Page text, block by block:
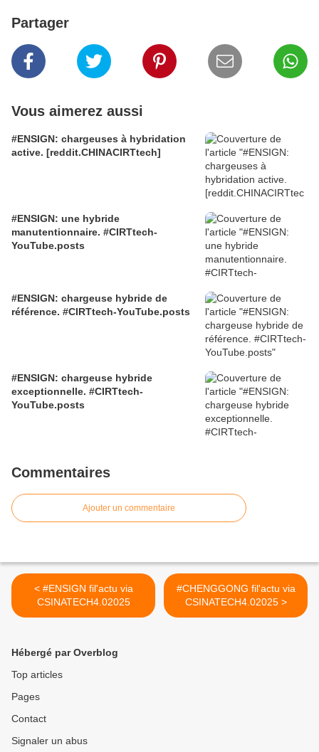
Partager
Vous aimerez aussi
#ENSIGN: chargeuses à hybridation
active. [reddit.CHINACIRTtech]
#ENSIGN: une hybride
manutentionnaire. #CIRTtech-
YouTube.posts
#ENSIGN: chargeuse hybride de
référence. #CIRTtech-YouTube.posts
#ENSIGN: chargeuse hybride
exceptionnelle. #CIRTtech-
YouTube.posts
Commentaires
Ajouter un commentaire
< #ENSIGN fil'actu via
CSINATECH4.02025
#CHENGGONG fil'actu via
CSINATECH4.02025 >
Hébergé par Overblog
Top articles
Pages
Contact
Signaler un abus